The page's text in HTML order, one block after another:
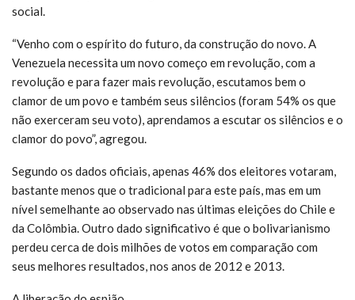
social.
“Venho com o espírito do futuro, da construção do novo. A
Venezuela necessita um novo começo em revolução, com a
revolução e para fazer mais revolução, escutamos bem o
clamor de um povo e também seus silêncios (foram 54% os que
não exerceram seu voto), aprendamos a escutar os silêncios e o
clamor do povo”, agregou.
Segundo os dados oficiais, apenas 46% dos eleitores votaram,
bastante menos que o tradicional para este país, mas em um
nível semelhante ao observado nas últimas eleições do Chile e
da Colômbia. Outro dado significativo é que o bolivarianismo
perdeu cerca de dois milhões de votos em comparação com
seus melhores resultados, nos anos de 2012 e 2013.